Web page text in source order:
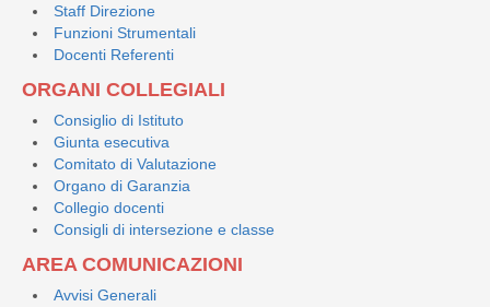
Staff Direzione
Funzioni Strumentali
Docenti Referenti
ORGANI COLLEGIALI
Consiglio di Istituto
Giunta esecutiva
Comitato di Valutazione
Organo di Garanzia
Collegio docenti
Consigli di intersezione e classe
AREA COMUNICAZIONI
Avvisi Generali